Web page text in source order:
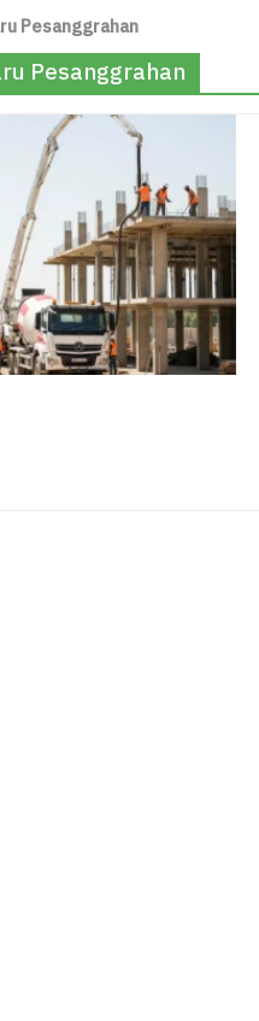
Pesanggrahan
Pesanggrahan